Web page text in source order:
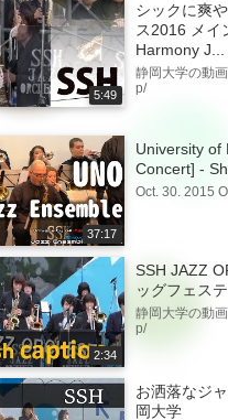
5:49
シックに爽
ス2016 メイ
Harmony J...
静岡大学の動
p/
37:17
University of
Concert] -
Oct. 30. 2015
2:34
SSH JAZZ
ッグフェス
静岡大学の動
p/
お洒落なジ
岡大学